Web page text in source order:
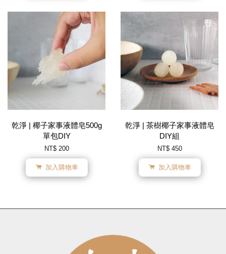
乾淨 | 椰子家事液體皂500g
單包DIY
NT$ 200
加入購物車
乾淨 | 茶樹椰子家事液體皂
DIY組
NT$ 450
加入購物車